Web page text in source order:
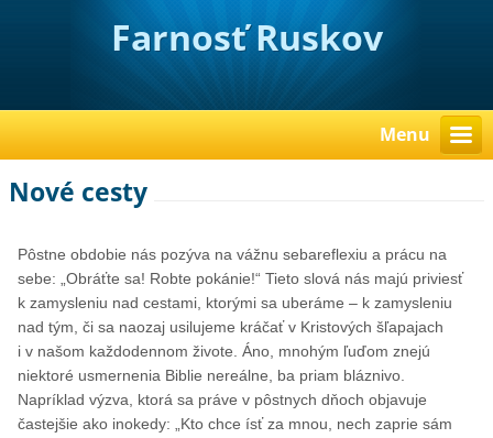
Farnosť Ruskov
Menu
Nové cesty
Pôstne obdobie nás pozýva na vážnu sebareflexiu a prácu na
sebe: „Obráťte sa! Robte pokánie!“ Tieto slová nás majú priviesť
k zamysleniu nad cestami, ktorými sa uberáme – k zamysleniu
nad tým, či sa naozaj usilujeme kráčať v Kristových šľapajach
i v našom každodennom živote. Áno, mnohým ľuďom znejú
niektoré usmernenia Biblie nereálne, ba priam bláznivo.
Napríklad výzva, ktorá sa práve v pôstnych dňoch objavuje
častejšie ako inokedy: „Kto chce ísť za mnou, nech zaprie sám